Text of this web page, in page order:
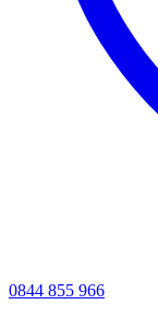
0844 855 966